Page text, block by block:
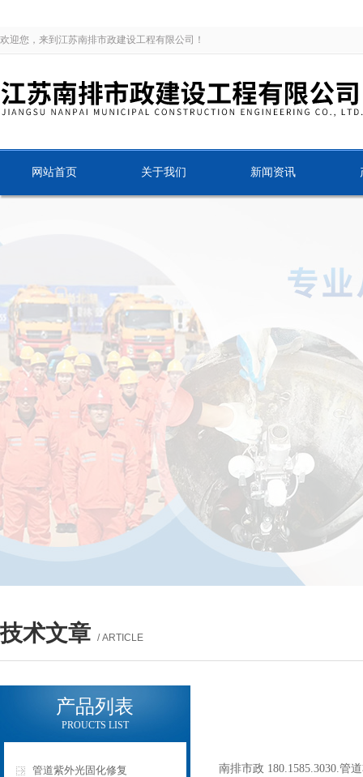
欢迎您，来到江苏南排市政建设工程有限公司！
网站首页 关于我们 新闻资讯
技术文章 / ARTICLE
产品列表
PROUCTS LIST
管道紫外光固化修复
南排市政 180.1585.3030.管